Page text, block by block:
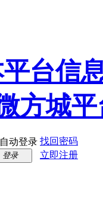
自动登录 找回密码
登录 立即注册